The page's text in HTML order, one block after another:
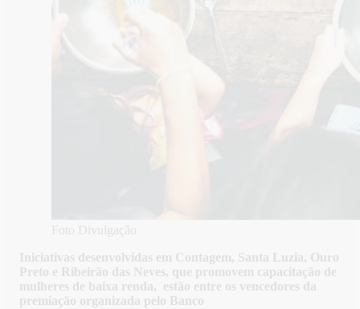
Foto Divulgação
Iniciativas desenvolvidas em Contagem, Santa Luzia, Ouro
Preto e Ribeirão das Neves, que promovem capacitação de
mulheres de baixa renda, estão entre os vencedores da
premiação organizada pelo Banco